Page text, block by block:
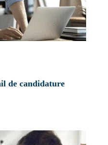
de candidature